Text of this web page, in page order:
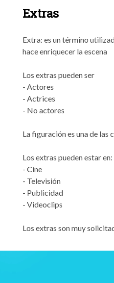
Extras
Extra: es un término
hace enriquecer la escena
Los extras pueden ser
- Actores
- Actrices
- No actores
La figuración es una de las
Los extras pueden estar en:
- Cine
- Televisión
- Publicidad
- Videoclips
Los extras son muy